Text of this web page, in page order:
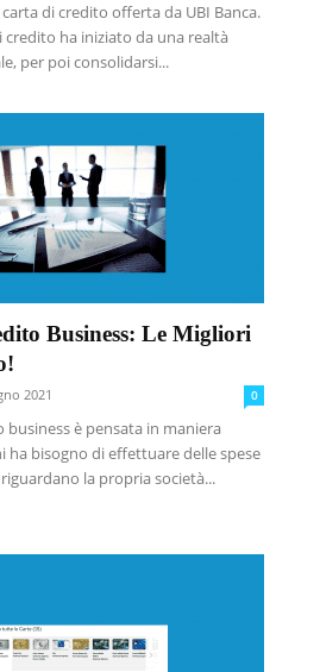
di credito offerta da UBI Banca.
ha iniziato da una realtà
per poi consolidarsi...
Business: Le Migliori
2021 0
business è pensata in maniera
ha bisogno di effettuare delle spese
la propria società...